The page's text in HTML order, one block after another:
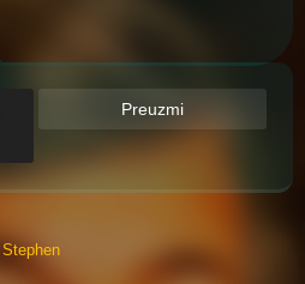
Preuzmi
Stephen